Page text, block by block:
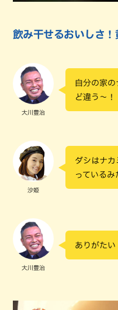
飲み干せるおいしさ
大川豊治
自分の家
ど違う～！
沙姫
ダシはナ
っているみ
大川豊治
ありがたい